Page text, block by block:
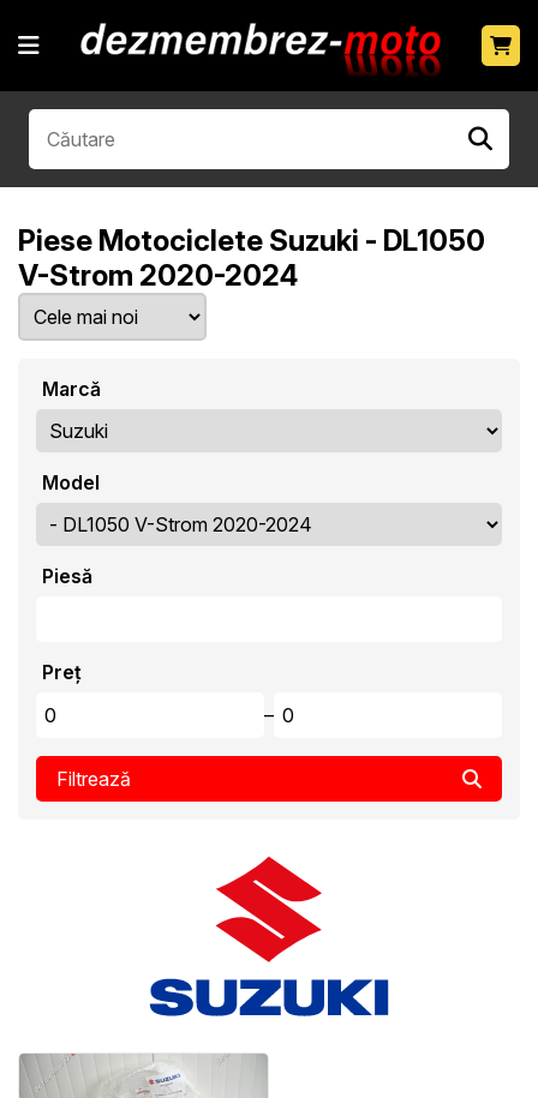
Piese Motociclete Suzuki - DL1050
V-Strom 2020-2024
Marcă
Model
Piesă
Preț
–
Filtrează